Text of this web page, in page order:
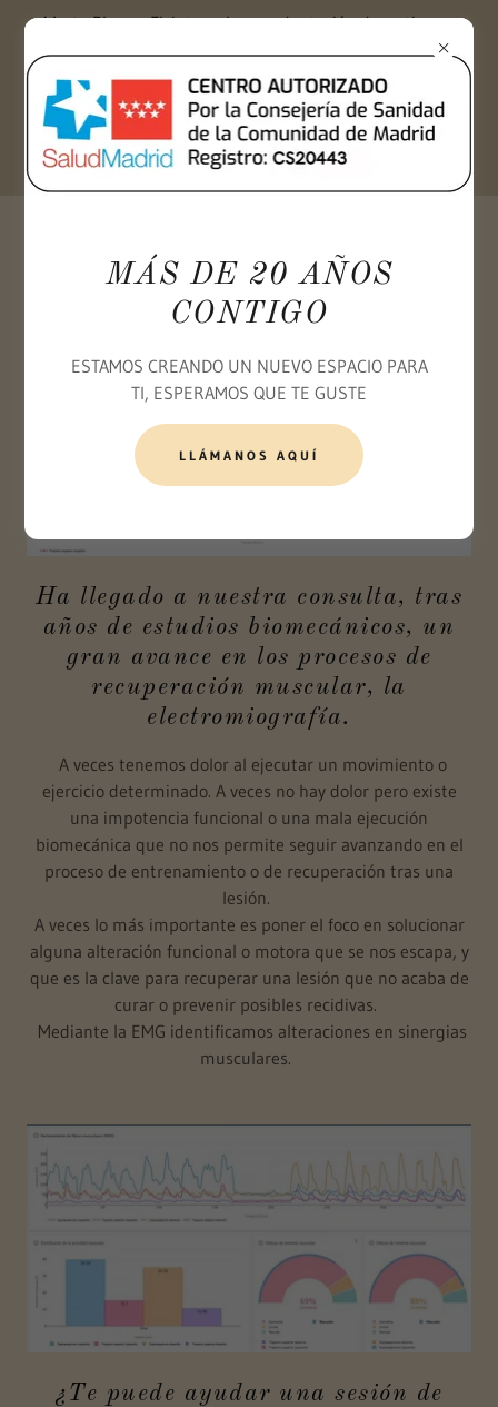
Marta Blanco. Fisioterapia y readaptación deportiva en
Pozuelo de Alarcón
ELECTROMIOGRAFÍA, BIOFEEDBACK Y
BIOMECÁNICA
Ha llegado a nuestra consulta, tras
años de estudios biomecánicos, un
gran avance en los procesos de
recuperación muscular, la
electromiografía.
A veces tenemos dolor al ejecutar un movimiento o
ejercicio determinado. A veces no hay dolor pero existe
una impotencia funcional o una mala ejecución
biomecánica que no nos permite seguir avanzando en el
proceso de entrenamiento o de recuperación tras una
lesión.
A veces lo más importante es poner el foco en solucionar
alguna alteración funcional o motora que se nos escapa, y
que es la clave para recuperar una lesión que no acaba de
curar o prevenir posibles recidivas.
Mediante la EMG identificamos alteraciones en sinergias
musculares.
¿Te puede ayudar una sesión de
MÁS DE 20 AÑOS
CONTIGO
ESTAMOS CREANDO UN NUEVO ESPACIO PARA
TI, ESPERAMOS QUE TE GUSTE
LLÁMANOS AQUÍ